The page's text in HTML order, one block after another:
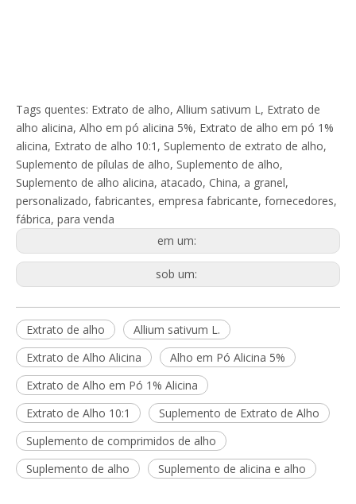
Tags quentes: Extrato de alho, Allium sativum L, Extrato de
alho alicina, Alho em pó alicina 5%, Extrato de alho em pó 1%
alicina, Extrato de alho 10:1, Suplemento de extrato de alho,
Suplemento de pílulas de alho, Suplemento de alho,
Suplemento de alho alicina, atacado, China, a granel,
personalizado, fabricantes, empresa fabricante, fornecedores,
fábrica, para venda
em um:
sob um:
Extrato de alho
Allium sativum L.
Extrato de Alho Alicina
Alho em Pó Alicina 5%
Extrato de Alho em Pó 1% Alicina
Extrato de Alho 10:1
Suplemento de Extrato de Alho
Suplemento de comprimidos de alho
Suplemento de alho
Suplemento de alicina e alho